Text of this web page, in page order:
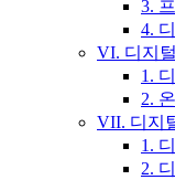
3.
4.
VI. 디지
1.
2.
VII. 디지
1.
2.